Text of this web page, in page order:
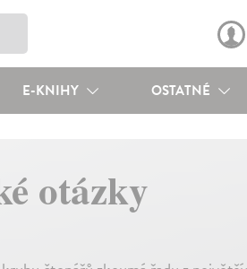
E-KNIHY OSTATNÉ
otázky